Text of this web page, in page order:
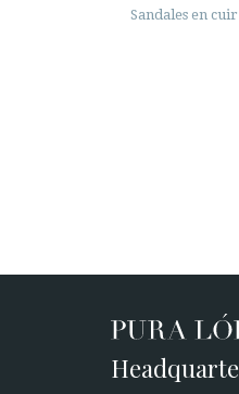
Sandales en